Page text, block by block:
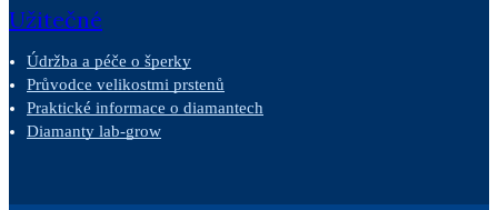
Užitečné
Údržba a péče o šperky
Průvodce velikostmi prstenů
Praktické informace o diamantech
Diamanty lab-grow